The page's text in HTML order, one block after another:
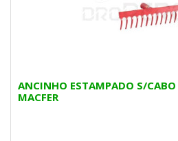
ANCINHO ESTAMPADO S/CABO
MACFER